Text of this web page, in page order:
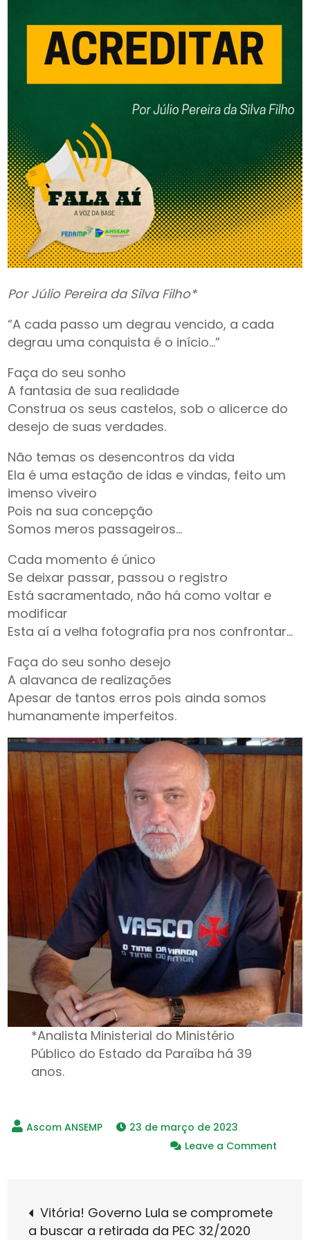
Por Júlio Pereira da Silva Filho*
“A cada passo um degrau vencido, a cada
degrau uma conquista é o início…”
Faça do seu sonho
A fantasia de sua realidade
Construa os seus castelos, sob o alicerce do
desejo de suas verdades.
Não temas os desencontros da vida
Ela é uma estação de idas e vindas, feito um
imenso viveiro
Pois na sua concepção
Somos meros passageiros…
Cada momento é único
Se deixar passar, passou o registro
Está sacramentado, não há como voltar e
modificar
Esta aí a velha fotografia pra nos confrontar…
Faça do seu sonho desejo
A alavanca de realizações
Apesar de tantos erros pois ainda somos
humanamente imperfeitos.
*Analista Ministerial do Ministério
Público do Estado da Paraíba há 39
anos.
23 de março de 2023
Leave a Comment
Navegação
Vitória! Governo Lula se compromete
a buscar a retirada da PEC 32/2020